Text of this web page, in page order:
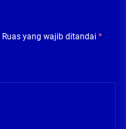
Ruas yang wajib ditandai *